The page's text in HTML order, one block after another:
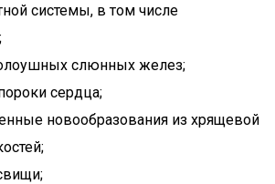
системы, в том числе
слюнных желез;
сердца;
новообразования из хрящевой